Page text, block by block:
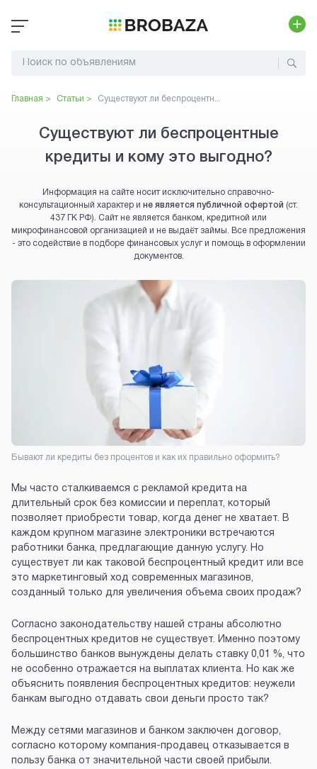
Главная > Статьи > Существуют ли беспроцентн...
Существуют ли беспроцентные
кредиты и кому это выгодно?
Информация на сайте носит исключительно справочно-
консультационный характер и не является публичной офертой (ст.
437 ГК РФ). Сайт не является банком, кредитной или
микрофинансовой организацией и не выдаёт займы. Все предложения
- это содействие в подборе финансовых услуг и помощь в оформлении
документов.
Бывают ли кредиты без процентов и как их правильно оформить?
Мы часто сталкиваемся с рекламой кредита на
длительный срок без комиссии и переплат, который
позволяет приобрести товар, когда денег не хватает. В
каждом крупном магазине электроники встречаются
работники банка, предлагающие данную услугу. Но
существует ли как таковой беспроцентный кредит или все
это маркетинговый ход современных магазинов,
созданный только для увеличения объема своих продаж?
Согласно законодательству нашей страны абсолютно
беспроцентных кредитов не существует. Именно поэтому
большинство банков вынуждены делать ставку 0,01 %, что
не особенно отражается на выплатах клиента. Но как же
объяснить появления беспроцентных кредитов: неужели
банкам выгодно отдавать свои деньги просто так?
Между сетями магазинов и банком заключен договор,
согласно которому компания-продавец отказывается в
пользу банка от значительной части своей прибыли.